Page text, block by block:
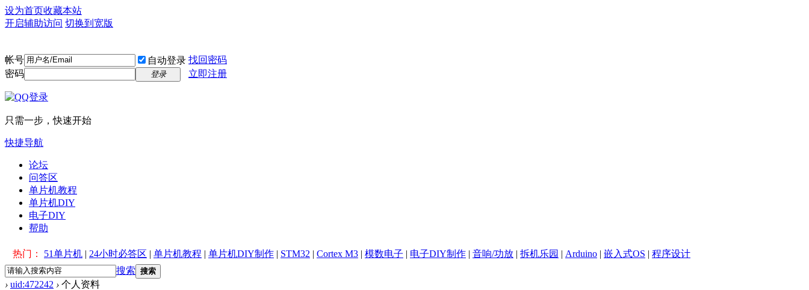
设为首页收藏本站
开启辅助访问 切换到宽版
帐号 自动登录 找回密码
密码
登录 立即注册
只需一步，快速开始
快捷导航
论坛
问答区
单片机教程
单片机DIY
电子DIY
帮助
热门： 51单片机 | 24小时必答区 | 单片机教程 | 单片机DIY制作 | STM32 | Cortex M3 | 模数电子 | 电子DIY制作 | 音响/功放 | 拆机乐园 | Arduino | 嵌入式OS | 程序设计
搜索 搜索
› uid:472242 › 个人资料